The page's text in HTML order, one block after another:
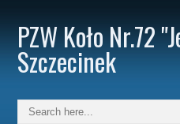
PZW Koło Nr.72
Szczecinek